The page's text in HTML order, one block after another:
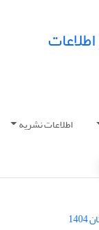
اطلاعات نشریه